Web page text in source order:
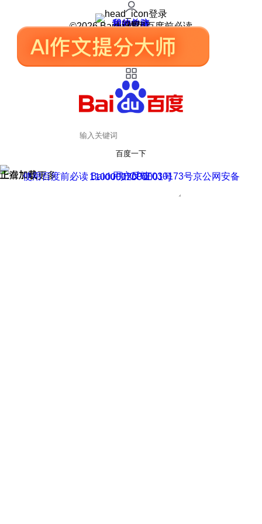
登录
我的关注
我的收藏
皮肤中心
用户反馈
设置
©2026 Baidu 使用百度前必读
百度一下
正在加载
上滑加载更多 用户反馈
使用百度前必读 Baidu 京ICP证030173号
京公网安备11000002000001号